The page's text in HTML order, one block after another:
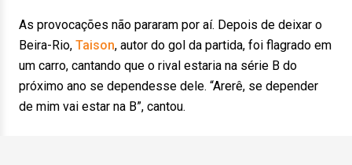
As provocações não pararam por aí. Depois de deixar o
Beira-Rio, Taison, autor do gol da partida, foi flagrado em
um carro, cantando que o rival estaria na série B do
próximo ano se dependesse dele. “Arerê, se depender
de mim vai estar na B”, cantou.